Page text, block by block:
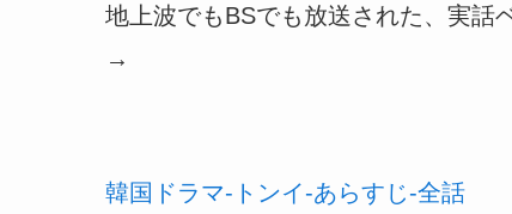
地上波でもBSでも放送された、実話
→
韓国ドラマ-トンイ-あらすじ-全話